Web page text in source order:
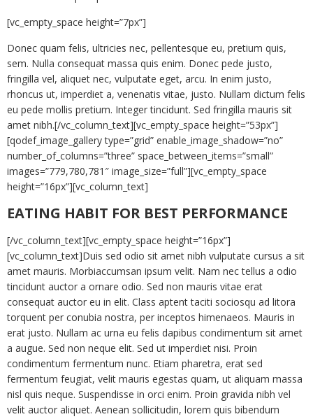
[vc_empty_space height=”7px”]
Donec quam felis, ultricies nec, pellentesque eu, pretium quis,
sem. Nulla consequat massa quis enim. Donec pede justo,
fringilla vel, aliquet nec, vulputate eget, arcu. In enim justo,
rhoncus ut, imperdiet a, venenatis vitae, justo. Nullam dictum felis
eu pede mollis pretium. Integer tincidunt. Sed fringilla mauris sit
amet nibh.[/vc_column_text][vc_empty_space height=”53px”]
[qodef_image_gallery type=”grid” enable_image_shadow=”no”
number_of_columns=”three” space_between_items=”small”
images=”779,780,781″ image_size=”full”][vc_empty_space
height=”16px”][vc_column_text]
EATING HABIT FOR BEST PERFORMANCE
[/vc_column_text][vc_empty_space height=”16px”]
[vc_column_text]Duis sed odio sit amet nibh vulputate cursus a sit
amet mauris. Morbiaccumsan ipsum velit. Nam nec tellus a odio
tincidunt auctor a ornare odio. Sed non mauris vitae erat
consequat auctor eu in elit. Class aptent taciti sociosqu ad litora
torquent per conubia nostra, per inceptos himenaeos. Mauris in
erat justo. Nullam ac urna eu felis dapibus condimentum sit amet
a augue. Sed non neque elit. Sed ut imperdiet nisi. Proin
condimentum fermentum nunc. Etiam pharetra, erat sed
fermentum feugiat, velit mauris egestas quam, ut aliquam massa
nisl quis neque. Suspendisse in orci enim. Proin gravida nibh vel
velit auctor aliquet. Aenean sollicitudin, lorem quis bibendum